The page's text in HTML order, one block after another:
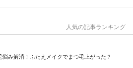
人気の記事ランキング
悩み解消！ふたえメイクでまつ毛上がった？